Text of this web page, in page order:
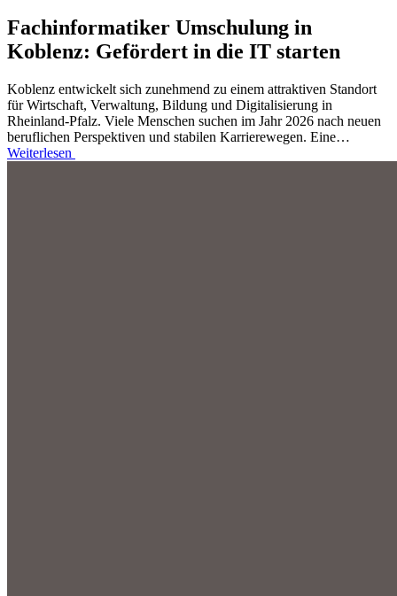
Fachinformatiker Umschulung in
Koblenz: Gefördert in die IT starten
Koblenz entwickelt sich zunehmend zu einem attraktiven Standort
für Wirtschaft, Verwaltung, Bildung und Digitalisierung in
Rheinland-Pfalz. Viele Menschen suchen im Jahr 2026 nach neuen
beruflichen Perspektiven und stabilen Karrierewegen. Eine…
Weiterlesen